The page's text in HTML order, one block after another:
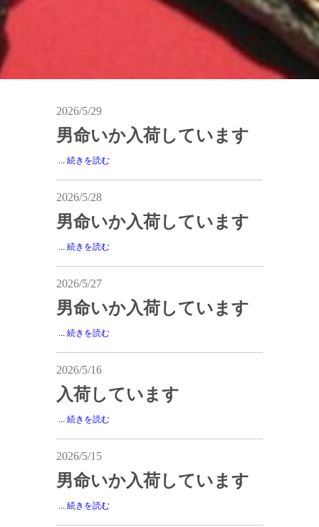
2026/5/29
男命いか入荷しています
続きを読む
2026/5/28
男命いか入荷しています
続きを読む
2026/5/27
男命いか入荷しています
続きを読む
2026/5/16
入荷しています
続きを読む
2026/5/15
男命いか入荷しています
続きを読む